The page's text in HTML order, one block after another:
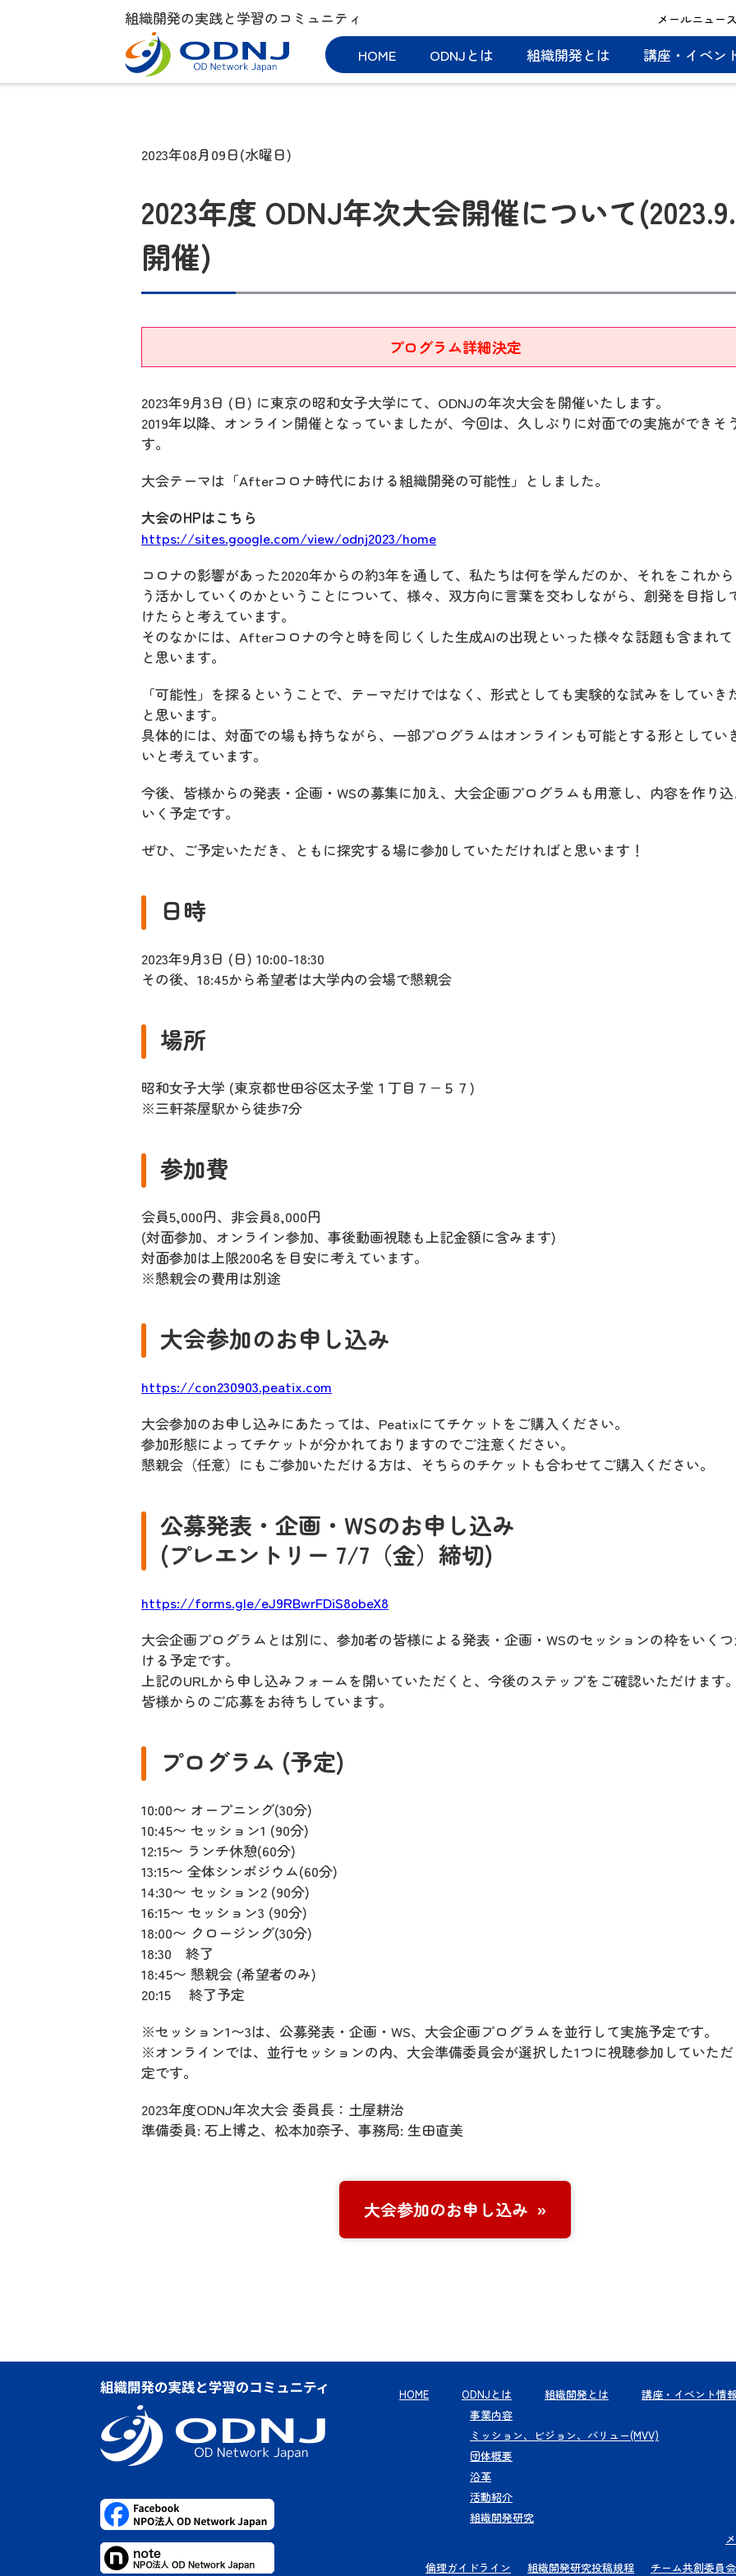
組織開発の実践と学習のコミュニティ メールニュー
HOME ODNJとは 組織開発とは 講座・イベン
2023年08月09日(水曜日)
2023年度 ODNJ年次大会開催について
開催)
プログラム詳細決定
2023年9月3日 (日) に東京の昭和女子大学にて、ODNJの年次大会を開催いたします。
2019年以降、オンライン開催となっていましたが、今回は、久しぶりに対面での実施ができそ
す。
大会テーマは「Afterコロナ時代における組織開発の可能性」としました。
大会のHPはこちら
https://sites.google.com/view/odnj2023/home
コロナの影響があった2020年からの約3年を通して、私たちは何を学んだのか、それをこれか
う活かしていくのかということについて、様々、双方向に言葉を交わしながら、創発を目指し
けたらと考えています。
そのなかには、Afterコロナの今と時を同じくした生成AIの出現といった様々な話題も含まれ
と思います。
「可能性」を探るということで、テーマだけではなく、形式としても実験的な試みをしていき
と思います。
具体的には、対面での場も持ちながら、一部プログラムはオンラインも可能とする形としてい
いと考えています。
今後、皆様からの発表・企画・WSの募集に加え、大会企画プログラムも用意し、内容を作り
いく予定です。
ぜひ、ご予定いただき、ともに探究する場に参加していただければと思います！
日時
2023年9月3日 (日) 10:00-18:30
その後、18:45から希望者は大学内の会場で懇親会
場所
昭和女子大学 (東京都世田谷区太子堂１丁目７−５７)
※三軒茶屋駅から徒歩7分
参加費
会員5,000円、非会員8,000円
(対面参加、オンライン参加、事後動画視聴も上記金額に含みます)
対面参加は上限200名を目安に考えています。
※懇親会の費用は別途
大会参加のお申し込み
https://con230903.peatix.com
大会参加のお申し込みにあたっては、Peatixにてチケットをご購入ください。
参加形態によってチケットが分かれておりますのでご注意ください。
懇親会（任意）にもご参加いただける方は、そちらのチケットも合わせてご購入ください。
公募発表・企画・WSのお申し込み
(プレエントリー 7/7（金）締切)
https://forms.gle/eJ9RBwrFDiS8obeX8
大会企画プログラムとは別に、参加者の皆様による発表・企画・WSのセッションの枠をいく
ける予定です。
上記のURLから申し込みフォームを開いていただくと、今後のステップをご確認いただけます
皆様からのご応募をお待ちしています。
プログラム (予定)
10:00〜 オープニング(30分)
10:45〜 セッション1 (90分)
12:15〜 ランチ休憩(60分)
13:15〜 全体シンポジウム(60分)
14:30〜 セッション2 (90分)
16:15〜 セッション3 (90分)
18:00〜 クロージング(30分)
18:30 終了
18:45〜 懇親会 (希望者のみ)
20:15 終了予定
※セッション1〜3は、公募発表・企画・WS、大会企画プログラムを並行して実施予定です。
※オンラインでは、並行セッションの内、大会準備委員会が選択した1つに視聴参加していた
定です。
2023年度ODNJ年次大会 委員長：土屋耕治
準備委員: 石上博之、松本加奈子、事務局: 生田直美
大会参加のお申し込み
HOME
ODNJとは
事業内容
ミッション、ビジョン、バリュー(MVV)
団体概要
沿革
活動紹介
組織開発研究
組織開発とは 講座・イベント情
倫理ガイドライン
組織開発研究投稿規程 チーム共創委員